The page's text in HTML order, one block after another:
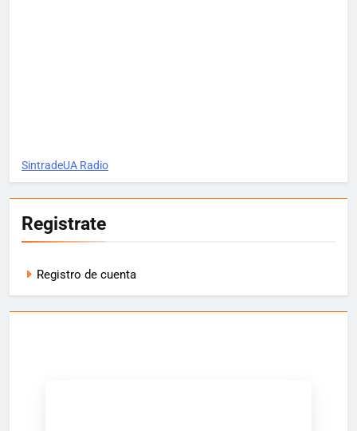
SintradeUA Radio
Registrate
Registro de cuenta